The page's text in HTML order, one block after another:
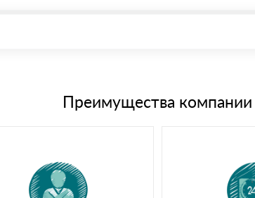
банковским картамПреимущества компании